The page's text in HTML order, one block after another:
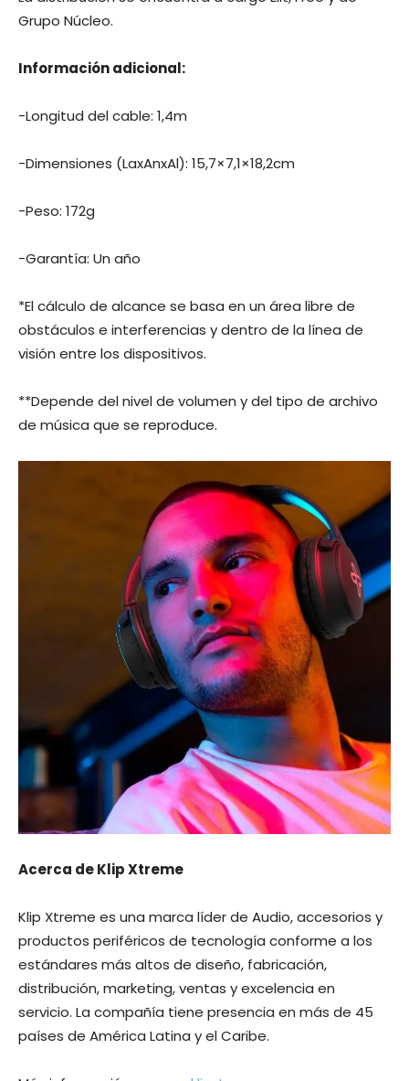
Grupo Núcleo.
Información adicional:
-Longitud del cable: 1,4m
-Dimensiones (LaxAnxAl): 15,7×7,1×18,2cm
-Peso: 172g
-Garantía: Un año
*El cálculo de alcance se basa en un área libre de
obstáculos e interferencias y dentro de la línea de
visión entre los dispositivos.
**Depende del nivel de volumen y del tipo de archivo
de música que se reproduce.
Acerca de Klip Xtreme
Klip Xtreme es una marca líder de Audio, accesorios y
productos periféricos de tecnología conforme a los
estándares más altos de diseño, fabricación,
distribución, marketing, ventas y excelencia en
servicio. La compañía tiene presencia en más de 45
países de América Latina y el Caribe.